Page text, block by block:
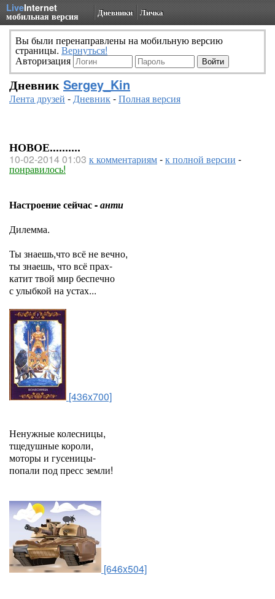
LiveInternet
мобильная версия Дневники Личка
Вы были перенаправлены на мобильную версию
страницы. Вернуться!
Авторизация
Дневник Sergey_Kin
Лента друзей -Дневник-Полная версия
НОВОЕ..........
10-02-2014 01:03 к комментариям-к полной версии -
понравилось!
Настроение сейчас -анти
Дилемма.
Ты знаешь,что всё не вечно,
ты знаешь, что всё прах-
катит твой мир беспечно
с улыбкой на устах...
[436x700]
Ненужные колесницы,
тщедушные короли,
моторы и гусеницы-
попали под пресс земли!
[646x504]